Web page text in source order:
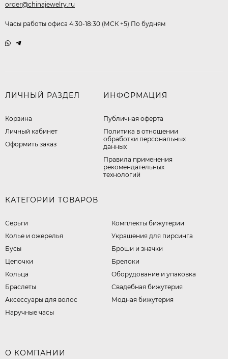
order@chinajewelry.ru
Часы работы офиса 4:30-18:30 (МСК +5) По будням
ЛИЧНЫЙ РАЗДЕЛ
Корзина
Личный кабинет
Оформить заказ
ИНФОРМАЦИЯ
Публичная оферта
​Политика в отношении
обработки персональных
данных
Правила применения
рекомендательных
технологий
КАТЕГОРИИ ТОВАРОВ
Серьги
Колье и ожерелья
Бусы
Цепочки
Кольца
Браслеты
Аксессуары для волос
Наручные часы
Комплекты бижутерии
Украшения для пирсинга
Броши и значки
Брелоки
Оборудование и упаковка
Свадебная бижутерия
Модная бижутерия
О КОМПАНИИ